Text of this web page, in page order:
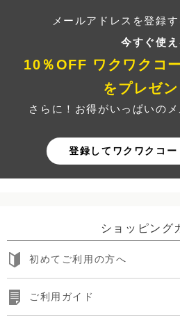
メールアドレスを登録す
今すぐ使え
10％OFF ワクワクコ
をプレゼン
さらに！お得がいっぱいの
登録してワクワクコー
ショッピング
初めてご利用の方へ
ご利用ガイド